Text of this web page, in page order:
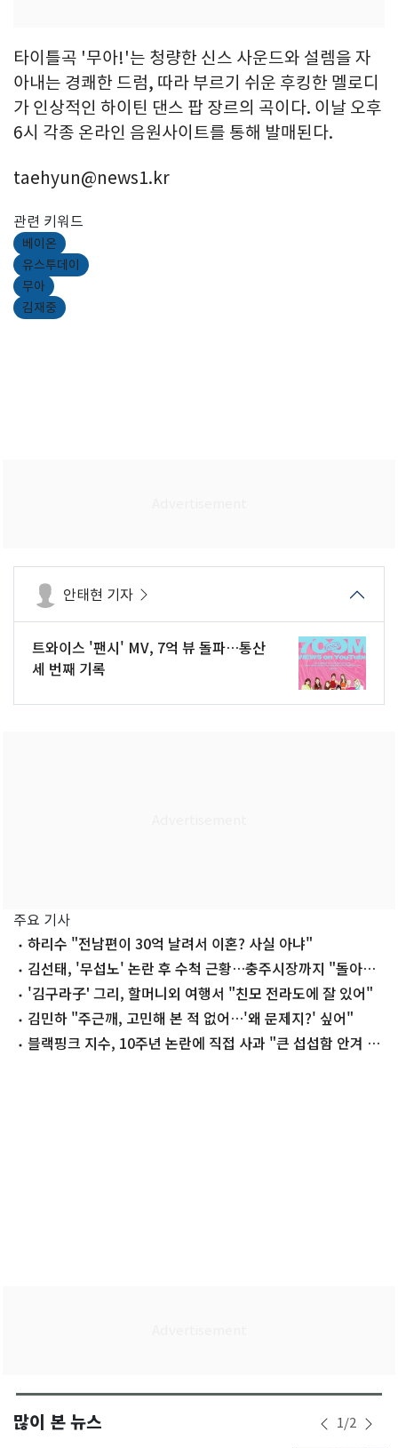
타이틀곡 '무아!'는 청량한 신스 사운드와 설렘을 자
아내는 경쾌한 드럼, 따라 부르기 쉬운 후킹한 멜로디
가 인상적인 하이틴 댄스 팝 장르의 곡이다. 이날 오후
6시 각종 온라인 음원사이트를 통해 발매된다.
taehyun@news1.kr
관련 키워드
베이온
유스투데이
무아
김재중
안태현 기자
트와이스 '팬시' MV, 7억 뷰 돌파…통산
세 번째 기록
주요 기사
하리수 "전남편이 30억 날려서 이혼? 사실 아냐"
김선태, '무섭노' 논란 후 수척 근황…충주시장까지 "돌아올
생각 없냐?"
'김구라子' 그리, 할머니외 여행서 "친모 전라도에 잘 있어"
김민하 "주근깨, 고민해 본 적 없어…'왜 문제지?' 싶어"
블랙핑크 지수, 10주년 논란에 직접 사과 "큰 섭섭함 안겨 미
많이 본 뉴스 1/2